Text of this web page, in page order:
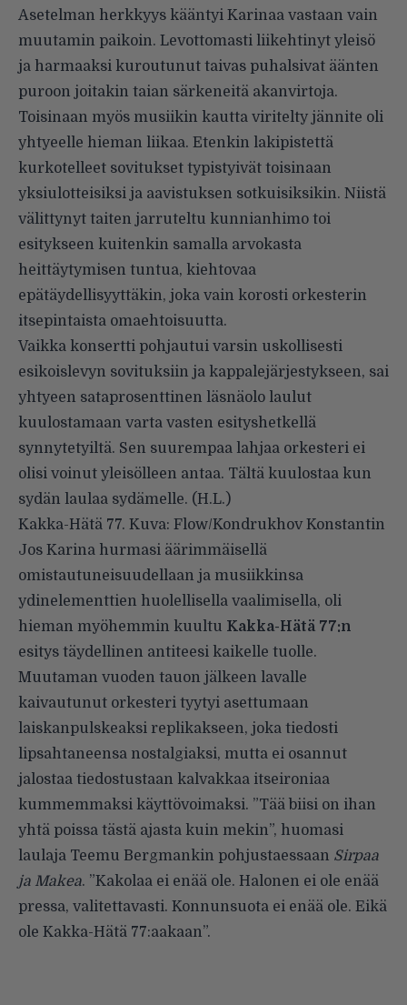
Asetelman herkkyys kääntyi Karinaa vastaan vain
muutamin paikoin. Levottomasti liikehtinyt yleisö
ja harmaaksi kuroutunut taivas puhalsivat äänten
puroon joitakin taian särkeneitä akanvirtoja.
Toisinaan myös musiikin kautta viritelty jännite oli
yhtyeelle hieman liikaa. Etenkin lakipistettä
kurkotelleet sovitukset typistyivät toisinaan
yksiulotteisiksi ja aavistuksen sotkuisiksikin. Niistä
välittynyt taiten jarruteltu kunnianhimo toi
esitykseen kuitenkin samalla arvokasta
heittäytymisen tuntua, kiehtovaa
epätäydellisyyttäkin, joka vain korosti orkesterin
itsepintaista omaehtoisuutta.
Vaikka konsertti pohjautui varsin uskollisesti
esikoislevyn sovituksiin ja kappalejärjestykseen, sai
yhtyeen sataprosenttinen läsnäolo laulut
kuulostamaan varta vasten esityshetkellä
synnytetyiltä. Sen suurempaa lahjaa orkesteri ei
olisi voinut yleisölleen antaa. Tältä kuulostaa kun
sydän laulaa sydämelle. (H.L.)
Kakka-Hätä 77. Kuva: Flow/Kondrukhov Konstantin
Jos Karina hurmasi äärimmäisellä
omistautuneisuudellaan ja musiikkinsa
ydinelementtien huolellisella vaalimisella, oli
hieman myöhemmin kuultu Kakka-Hätä 77:n
esitys täydellinen antiteesi kaikelle tuolle.
Muutaman vuoden tauon jälkeen lavalle
kaivautunut orkesteri tyytyi asettumaan
laiskanpulskeaksi replikakseen, joka tiedosti
lipsahtaneensa nostalgiaksi, mutta ei osannut
jalostaa tiedostustaan kalvakkaa itseironiaa
kummemmaksi käyttövoimaksi. ”Tää biisi on ihan
yhtä poissa tästä ajasta kuin mekin”, huomasi
laulaja Teemu Bergmankin pohjustaessaan Sirpaa
ja Makea. ”Kakolaa ei enää ole. Halonen ei ole enää
pressa, valitettavasti. Konnunsuota ei enää ole. Eikä
ole Kakka-Hätä 77:aakaan”.